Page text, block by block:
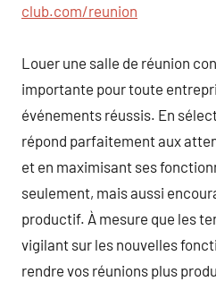
club.com/reunion
Louer une salle de réunion
importante pour toute
événements réussis. En
répond parfaitement aux
et en maximisant ses
seulement, mais aussi
productif. À mesure que les
vigilant sur les nouvelles
rendre vos réunions plus